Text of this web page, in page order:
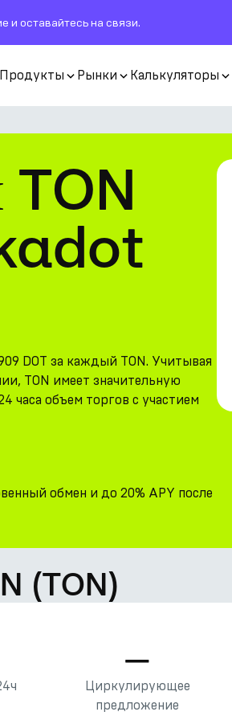
и оставайтесь на связи.
Продукты Рынки Калькуляторы
TON
DOT за каждый TON. Учитывая
TON имеет значительную
часа объем торгов с участием
обмен и до 20% APY после
(TON)
—
Циркулирующее
предложение